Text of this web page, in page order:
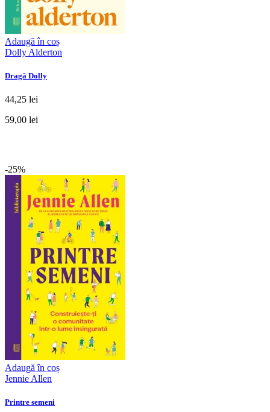
Adaugă în coș
Dolly Alderton
Dragă Dolly
44,25 lei
59,00 lei
-25%
Adaugă în coș
Jennie Allen
Printre semeni